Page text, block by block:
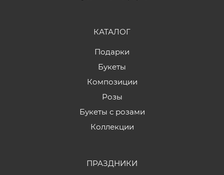
КАТАЛОГ
Подарки
Букеты
Композиции
Розы
Букеты с розами
Коллекции
ПРАЗДНИКИ